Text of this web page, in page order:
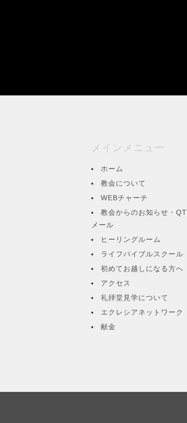
メインメニュー
ホーム
教会について
WEBチャーチ
教会からのお知らせ・QT
メール
ヒーリングルーム
ライフバイブルスクール
初めてお越しになる方へ
アクセス
礼拝堂見学について
エクレシアネットワーク
献金